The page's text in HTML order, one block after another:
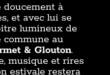
doucement à
et avec lui se
lumineux de
au
& Glouton.
musique et rires
estivale restera